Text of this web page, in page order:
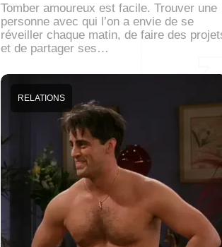
Tomber amoureux est facile. Trouver une
personne avec qui l’on a envie de se
réveiller chaque matin, de faire des
et de partager ses…
RELATIONS